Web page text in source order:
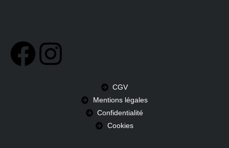
CGV
Mentions légales
Confidentialité
Cookies